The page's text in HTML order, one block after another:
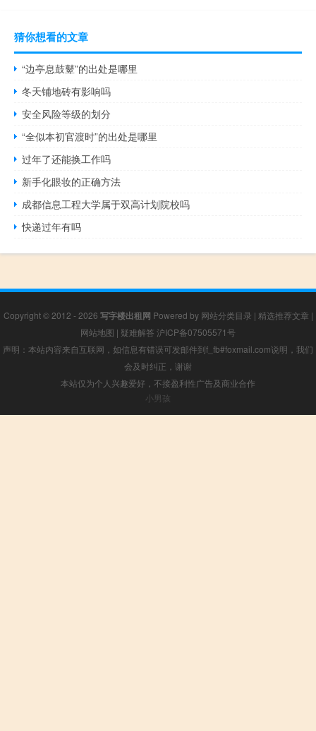
猜你想看的文章
“边亭息鼓鼙”的出处是哪里
冬天铺地砖有影响吗
安全风险等级的划分
“全似本初官渡时”的出处是哪里
过年了还能换工作吗
新手化眼妆的正确方法
成都信息工程大学属于双高计划院校吗
快递过年有吗
Copyright © 2012 - 2026 写字楼出租网 Powered by 网站分类目录 | 精选推荐文章 |
网站地图 | 疑难解答 沪ICP备07505571号
声明：本站内容来自互联网，如信息有错误可发邮件到f_fb#foxmail.com说明，我们
会及时纠正，谢谢
本站仅为个人兴趣爱好，不接盈利性广告及商业合作
小男孩